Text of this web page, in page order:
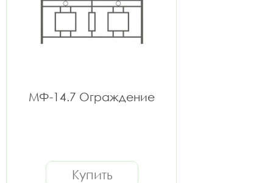
МФ-14.7 Ограждение
Купить